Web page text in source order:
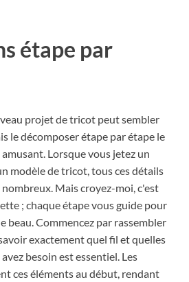
étape par
projet de tricot peut sembler
le décomposer étape par étape le
Lorsque vous jetez un
modèle de tricot, tous ces détails
Mais croyez-moi, c'est
; chaque étape vous guide pour
beau. Commencez par rassembler
exactement quel fil et quelles
besoin est essentiel. Les
ces éléments au début, rendant